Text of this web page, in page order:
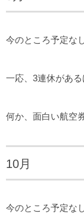
今のところ予定なし
一応、3連休があ
何か、面白い航空
10月
今のところ予定なし